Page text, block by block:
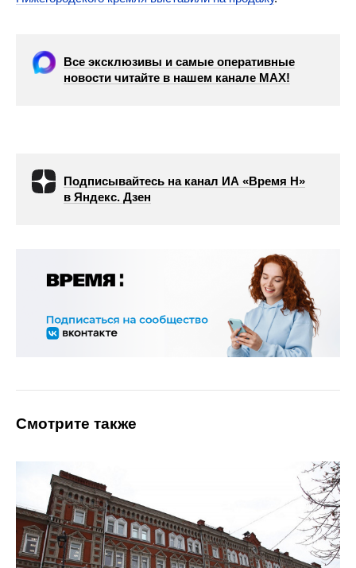
Все эксклюзивы и самые оперативные
новости читайте в нашем канале МАХ!
Подписывайтесь на канал ИА «Время Н»
в Яндекс. Дзен
Смотрите также